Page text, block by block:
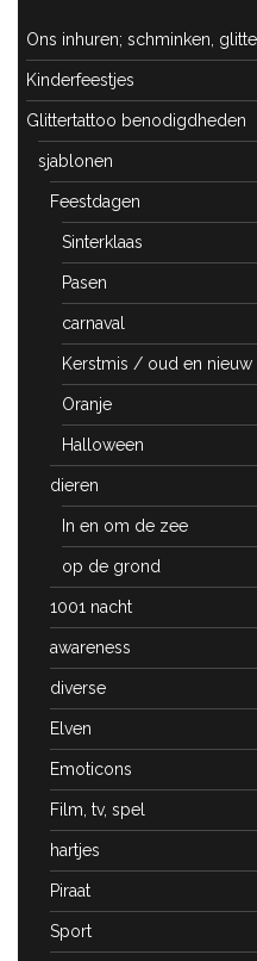
Ons inhuren; schminken,
Kinderfeestjes
Glittertattoo benodigdheden
sjablonen
Feestdagen
Sinterklaas
Pasen
carnaval
Kerstmis / oud en nieuw
Oranje
Halloween
dieren
In en om de zee
op de grond
1001 nacht
awareness
diverse
Elven
Emoticons
Film, tv, spel
hartjes
Piraat
Sport